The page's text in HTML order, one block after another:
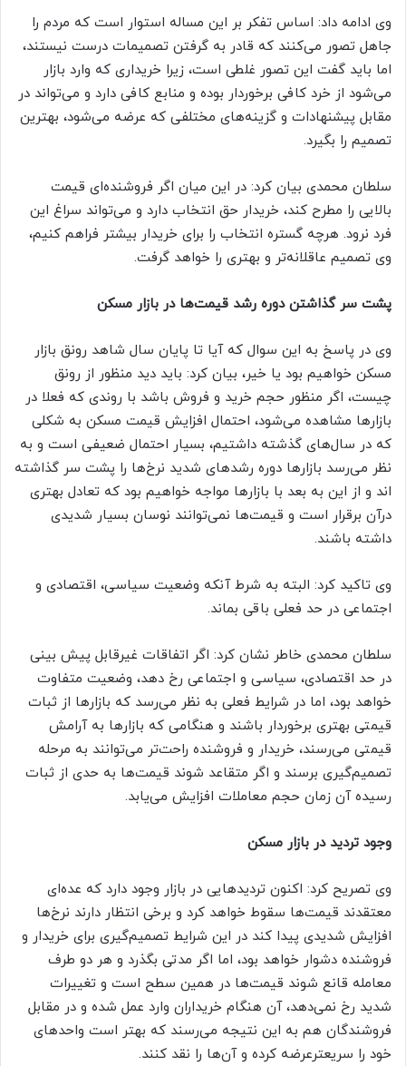
وی ادامه داد: اساس تفکر بر این مساله استوار است که مردم را
جاهل تصور می‌کنند که قادر به گرفتن تصمیمات درست نیستند،
اما باید گفت این تصور غلطی است، زیرا خریداری که وارد بازار
می‌شود از خرد کافی برخوردار بوده و منابع کافی دارد و می‌تواند در
مقابل پیشنهادات و گزینه‌های مختلفی که عرضه می‌شود، بهترین
تصمیم را بگیرد.
سلطان محمدی بیان کرد: در این میان اگر فروشنده‌ای قیمت
بالایی را مطرح کند، خریدار حق انتخاب دارد و می‌تواند سراغ این
فرد نرود. هرچه گستره انتخاب را برای خریدار بیشتر فراهم کنیم،
وی تصمیم عاقلانه‌تر و بهتری را خواهد گرفت.
پشت سر گذاشتن دوره رشد قیمت‌ها در بازار مسکن
وی در پاسخ به این سوال که آیا تا پایان سال شاهد رونق بازار
مسکن خواهیم بود یا خیر، بیان کرد: باید دید منظور از رونق
چیست، اگر منظور حجم خرید و فروش باشد با روندی که فعلا در
بازار‌ها مشاهده می‌شود، احتمال افزایش قیمت مسکن به شکلی
که در سال‌های گذشته داشتیم، بسیار احتمال ضعیفی است و به
نظر می‌رسد بازار‌ها دوره رشد‌های شدید نرخ‌ها را پشت سر گذاشته
اند و از این به بعد با بازار‌ها مواجه خواهیم بود که تعادل بهتری
درآن برقرار است و قیمت‌ها نمی‌توانند نوسان بسیار شدیدی
داشته باشند.
وی تاکید کرد: البته به شرط آنکه وضعیت سیاسی، اقتصادی و
اجتماعی در حد فعلی باقی بماند.
سلطان محمدی خاطر نشان کرد: اگر اتفاقات غیرقابل پیش بینی
در حد اقتصادی، سیاسی و اجتماعی رخ دهد، وضعیت متفاوت
خواهد بود، اما در شرایط فعلی به نظر می‌رسد که بازار‌ها از ثبات
قیمتی بهتری برخوردار باشند و هنگامی که بازار‌ها به آرامش
قیمتی می‌رسند، خریدار و فروشنده راحت‌تر می‌توانند به مرحله
تصمیم‌گیری برسند و اگر متقاعد شوند قیمت‌ها به حدی از ثبات
رسیده آن زمان حجم معاملات افزایش می‌یابد.
وجود تردید در بازار مسکن
وی تصریح کرد: اکنون تردید‌هایی در بازار وجود دارد که عده‌ای
معتقدند قیمت‌ها سقوط خواهد کرد و برخی انتظار دارند نرخ‌ها
افزایش شدیدی پیدا کند در این شرایط تصمیم‌گیری برای خریدار و
فروشنده دشوار خواهد بود، اما اگر مدتی بگذرد و هر دو طرف
معامله قانع شوند قیمت‌ها در همین سطح است و تغییرات
شدید رخ نمی‌دهد، آن هنگام خریداران وارد عمل شده و در مقابل
فروشندگان هم به این نتیجه می‌رسند که بهتر است واحد‌های
خود را سریعترعرضه کرده و آن‌ها را نقد کنند.